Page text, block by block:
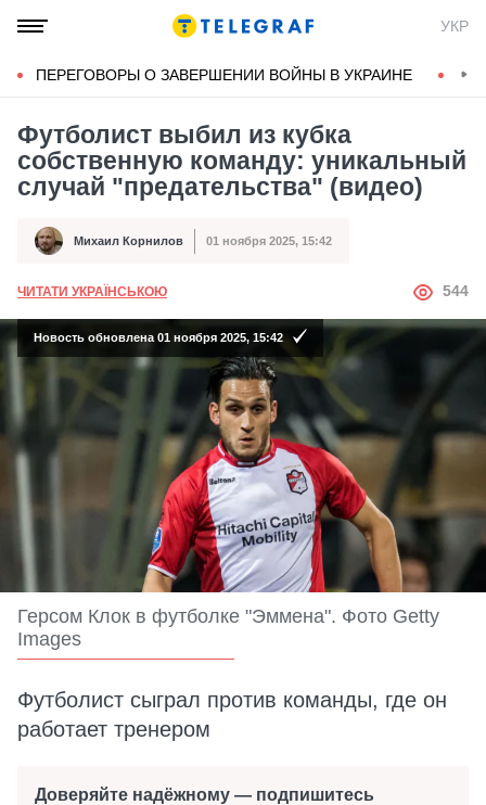
УКР
ПЕРЕГОВОРЫ О ЗАВЕРШЕНИИ ВОЙНЫ В УКРАИНЕ
Футболист выбил из кубка
собственную команду: уникальный
случай "предательства" (видео)
Автор Михаил Корнилов
Дата публикации 01 ноября 2025, 15:42
ЧИТАТИ УКРАЇНСЬКОЮ АВТОР
544
Новость обновлена 01 ноября 2025, 15:42
Герсом Клок в футболке "Эммена". Фото Getty
Images
Футболист сыграл против команды, где он
работает тренером
Доверяйте надёжному — подпишитесь